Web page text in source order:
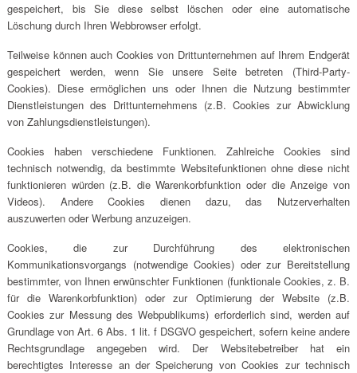
gespeichert, bis Sie diese selbst löschen oder eine automatische
Löschung durch Ihren Webbrowser erfolgt.
Teilweise können auch Cookies von Drittunternehmen auf Ihrem Endgerät
gespeichert werden, wenn Sie unsere Seite betreten (Third-Party-
Cookies). Diese ermöglichen uns oder Ihnen die Nutzung bestimmter
Dienstleistungen des Drittunternehmens (z.B. Cookies zur Abwicklung
von Zahlungsdienstleistungen).
Cookies haben verschiedene Funktionen. Zahlreiche Cookies sind
technisch notwendig, da bestimmte Websitefunktionen ohne diese nicht
funktionieren würden (z.B. die Warenkorbfunktion oder die Anzeige von
Videos). Andere Cookies dienen dazu, das Nutzerverhalten
auszuwerten oder Werbung anzuzeigen.
Cookies, die zur Durchführung des elektronischen
Kommunikationsvorgangs (notwendige Cookies) oder zur Bereitstellung
bestimmter, von Ihnen erwünschter Funktionen (funktionale Cookies, z. B.
für die Warenkorbfunktion) oder zur Optimierung der Website (z.B.
Cookies zur Messung des Webpublikums) erforderlich sind, werden auf
Grundlage von Art. 6 Abs. 1 lit. f DSGVO gespeichert, sofern keine andere
Rechtsgrundlage angegeben wird. Der Websitebetreiber hat ein
berechtigtes Interesse an der Speicherung von Cookies zur technisch